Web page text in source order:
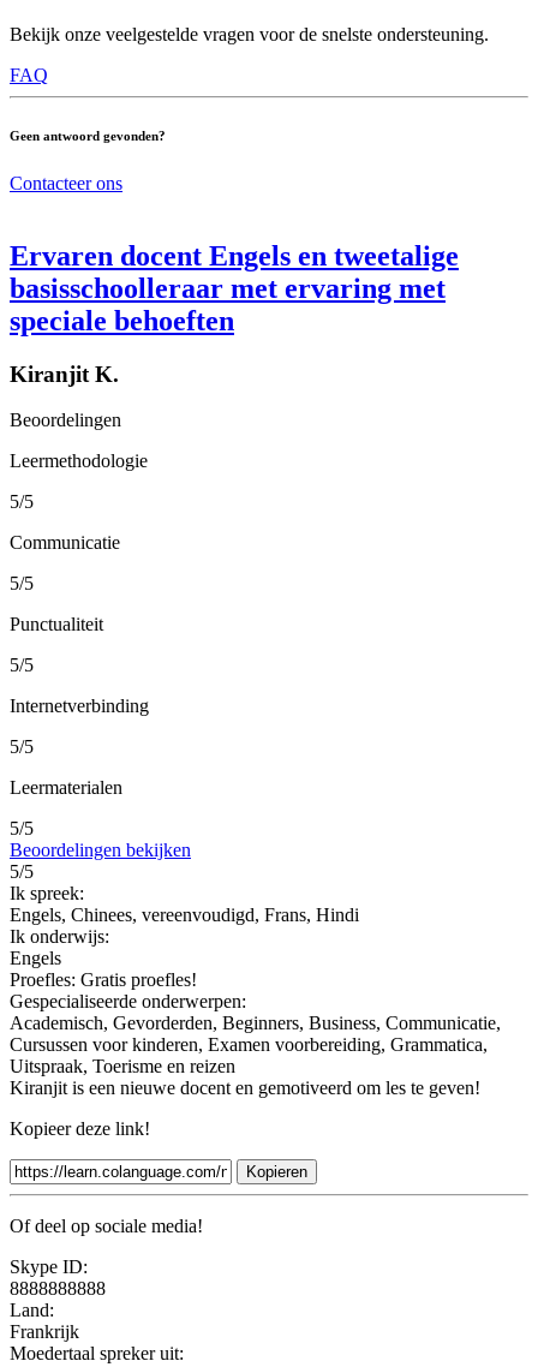
Bekijk onze veelgestelde vragen voor de snelste ondersteuning.
FAQ
Geen antwoord gevonden?
Contacteer ons
Ervaren docent Engels en tweetalige
basisschoolleraar met ervaring met
speciale behoeften
Kiranjit K.
Beoordelingen
Leermethodologie
5/5
Communicatie
5/5
Punctualiteit
5/5
Internetverbinding
5/5
Leermaterialen
5/5
Beoordelingen bekijken
5/5
Ik spreek:
Engels, Chinees, vereenvoudigd, Frans, Hindi
Ik onderwijs:
Engels
Proefles: Gratis proefles!
Gespecialiseerde onderwerpen:
Academisch, Gevorderden, Beginners, Business, Communicatie,
Cursussen voor kinderen, Examen voorbereiding, Grammatica,
Uitspraak, Toerisme en reizen
Kiranjit is een nieuwe docent en gemotiveerd om les te geven!
Kopieer deze link!
Kopieren
Of deel op sociale media!
Skype ID:
8888888888
Land:
Frankrijk
Moedertaal spreker uit: